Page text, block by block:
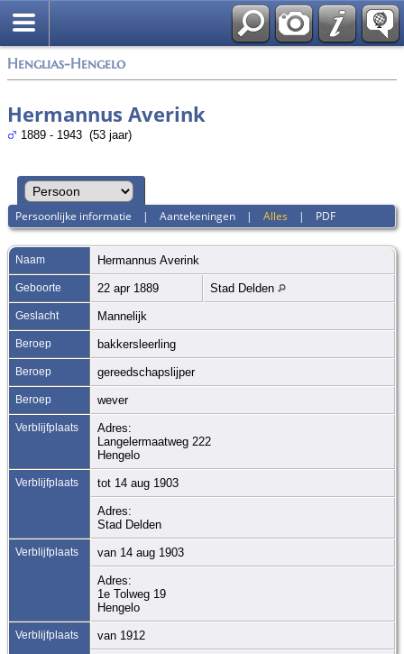
Henglias-Hengelo
Hermannus Averink
1889 - 1943 (53 jaar)
Persoonlijke informatie |Aantekeningen |Alles | PDF
Naam Hermannus Averink
Geboorte 22 apr 1889 Stad Delden
Geslacht Mannelijk
Beroep bakkersleerling
Beroep gereedschapslijper
Beroep wever
Verblijfplaats
Adres:
Langelermaatweg 222
Hengelo
Verblijfplaats tot 14 aug 1903
Adres:
Stad Delden
Verblijfplaats van 14 aug 1903
Adres:
1e Tolweg 19
Hengelo
Verblijfplaats van 1912